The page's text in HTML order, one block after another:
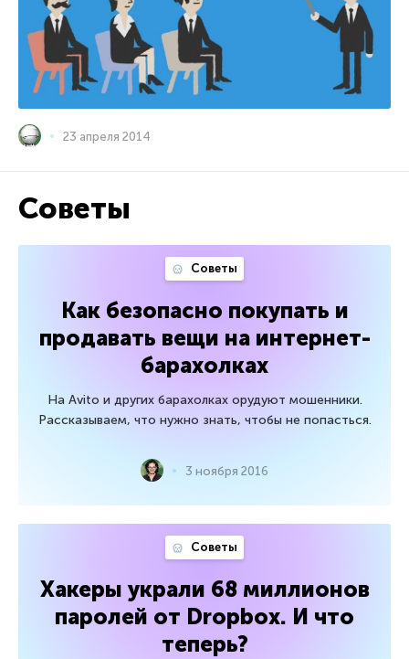
23 апреля 2014
Советы
Советы
Как безопасно покупать и
продавать вещи на интернет-
барахолках
На Avito и других барахолках орудуют мошенники.
Рассказываем, что нужно знать, чтобы не попасться.
3 ноября 2016
Советы
Хакеры украли 68 миллионов
паролей от Dropbox. И что
теперь?